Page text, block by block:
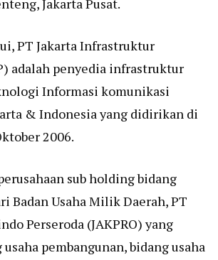
Jakarta Pusat.
PT Jakarta Infrastruktur
adalah penyedia infrastruktur
Informasi komunikasi
& Indonesia yang didirikan di
2006.
sub holding bidang
Badan Usaha Milik Daerah, PT
Perseroda (JAKPRO) yang
pembangunan, bidang usaha